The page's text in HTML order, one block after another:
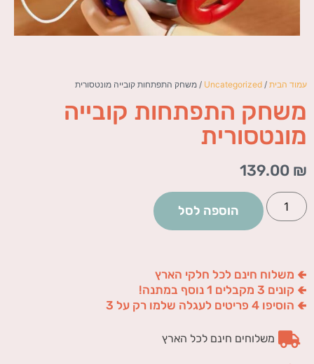
עמוד הבית /
Uncategorized / משחק התפתחות קובייה מונטסורית
משחק התפתחות קובייה
מונטסורית
139.00 ₪
הוספה לסל
🢀 משלוח חינם לכל חלקי הארץ
🢀 קונים 3 מקבלים 1 נוסף במתנה!
🢀 הוסיפו 4 פריטים לעגלה שלמו רק על 3
משלוחים חינם לכל הארץ